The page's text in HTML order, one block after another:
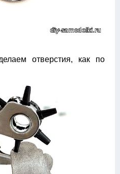
отверстия, как по